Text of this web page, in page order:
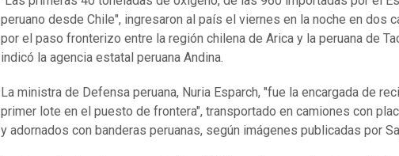
peruano desde Chile", ingresaron al país el viernes en la noche en dos
por el paso fronterizo entre la región chilena de Arica y la peruana de
indicó la agencia estatal peruana Andina.
La ministra de Defensa peruana, Nuria Esparch, "fue la encargada de
primer lote en el puesto de frontera", transportado en camiones con
y adornados con banderas peruanas, según imágenes publicadas por